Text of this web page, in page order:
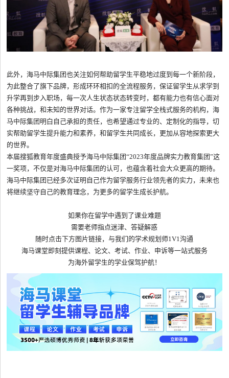
此外，海马中际集团也关注如何帮助留学生平稳地过度到每一个新阶段，
为此整合了旗下品牌，形成环环相扣的全流程服务，保证留学生从求学到
升学再到步入职场，每一次人生状态状态转变时，都有能力也有信心面对
各种挑战，和未知的世界对话。作为一家专注留学全栈式服务的机构，海
马中际集团明白自己承担的责任，也希望通过专业的、定制化的指导，切
实帮助留学生提升能力和素养，和留学生共同成长，更加从容地探索更大
的世界。
本届搜狐教育年度盛典授予海马中际集团“2023年度品牌实力教育集团”这
一奖项，不仅是对海马中际集团的认可，也蕴含着社会大众更高的期待。
海马中际集团已经多次证明自己作为留学服务行业领先者的实力，未来也
将继续坚守自己的教育理念，为更多的留学生成长护航。
如果你在留学中遇到了课业难题
需要老师指点迷津、答疑解惑
随时点击下方图片链接，与我们的学术规划师1V1沟通
海马课堂即刻提供课程、论文、考试、作业、申诉等一站式服务
为海外留学生的学业保驾护航！